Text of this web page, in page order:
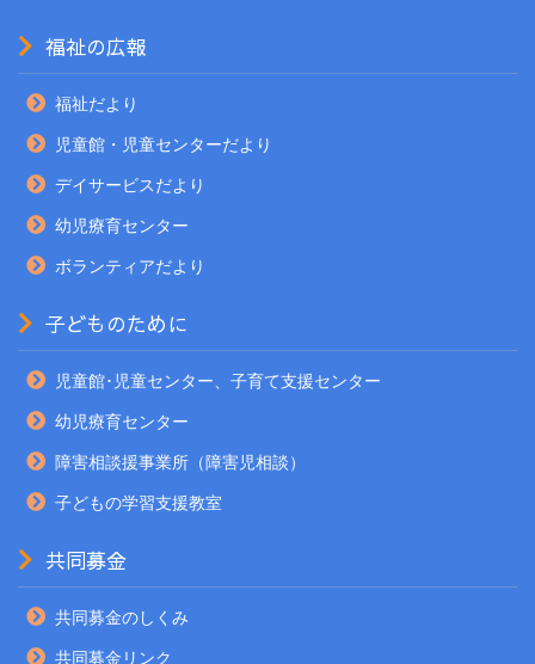
福祉の広報
福祉だより
児童館・児童センターだより
デイサービスだより
幼児療育センター
ボランティアだより
子どものために
児童館･児童センター、子育て支援センター
幼児療育センター
障害相談援事業所（障害児相談）
子どもの学習支援教室
共同募金
共同募金のしくみ
共同募金リンク